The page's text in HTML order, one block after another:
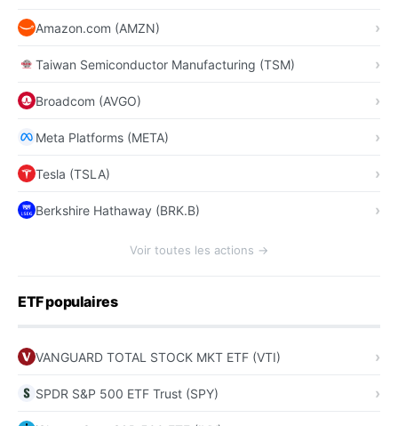
Amazon.com (AMZN)
Taiwan Semiconductor Manufacturing (TSM)
Broadcom (AVGO)
Meta Platforms (META)
Tesla (TSLA)
Berkshire Hathaway (BRK.B)
Voir toutes les actions →
ETF populaires
VANGUARD TOTAL STOCK MKT ETF (VTI)
SPDR S&P 500 ETF Trust (SPY)